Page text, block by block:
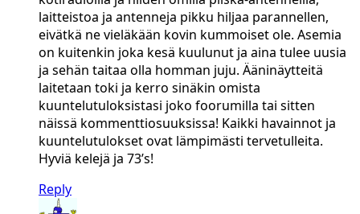
laitteistoa ja antenneja pikku hiljaa parannellen,
eivätkä ne vieläkään kovin kummoiset ole. Asemia
on kuitenkin joka kesä kuulunut ja aina tulee uusia
ja sehän taitaa olla homman juju. Ääninäytteitä
laitetaan toki ja kerro sinäkin omista
kuuntelutuloksistasi joko foorumilla tai sitten
näissä kommenttiosuuksissa! Kaikki havainnot ja
kuuntelutulokset ovat lämpimästi tervetulleita.
Hyviä kelejä ja 73’s!
Reply